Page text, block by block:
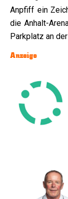
Anpfiff ein
die Anhalt-
Parkplatz an
Anzeige